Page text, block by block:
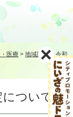
医療 > 地域医療>令和
ついて